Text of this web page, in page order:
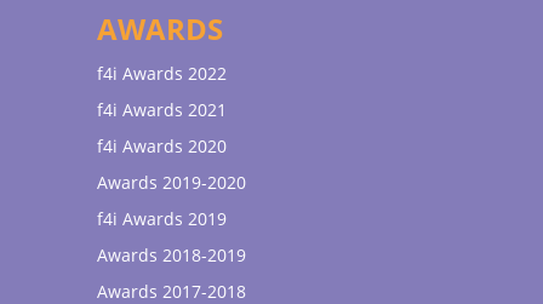
AWARDS
f4i Awards 2022
f4i Awards 2021
f4i Awards 2020
Awards 2019-2020
f4i Awards 2019
Awards 2018-2019
Awards 2017-2018